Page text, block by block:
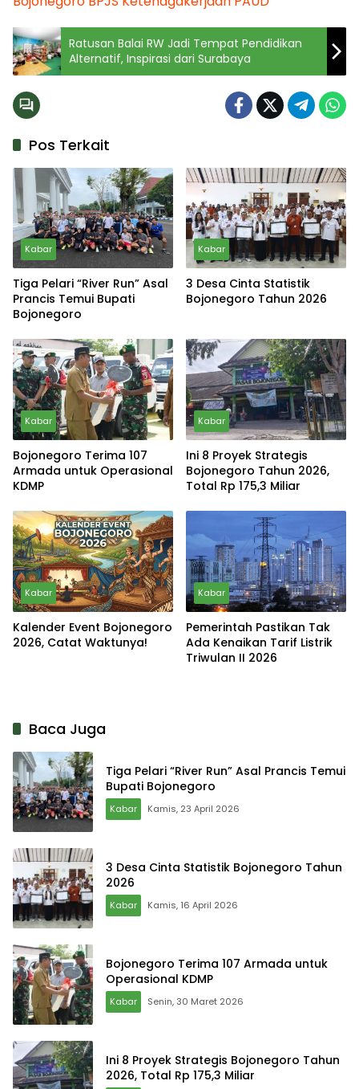
Ratusan Balai RW Jadi Tempat Pendidikan
Alternatif, Inspirasi dari Surabaya
Pos Terkait
Kabar
Tiga Pelari “River Run” Asal
Prancis Temui Bupati
Bojonegoro
Kabar
3 Desa Cinta Statistik
Bojonegoro Tahun 2026
Kabar
Bojonegoro Terima 107
Armada untuk Operasional
KDMP
Kabar
Ini 8 Proyek Strategis
Bojonegoro Tahun 2026,
Total Rp 175,3 Miliar
Kabar
Kalender Event Bojonegoro
2026, Catat Waktunya!
Kabar
Pemerintah Pastikan Tak
Ada Kenaikan Tarif Listrik
Triwulan II 2026
Baca Juga
Tiga Pelari “River Run” Asal Prancis Temui
Bupati Bojonegoro
Kabar Kamis, 23 April 2026
3 Desa Cinta Statistik Bojonegoro Tahun
2026
Kabar Kamis, 16 April 2026
Bojonegoro Terima 107 Armada untuk
Operasional KDMP
Kabar Senin, 30 Maret 2026
Ini 8 Proyek Strategis Bojonegoro Tahun
2026, Total Rp 175,3 Miliar